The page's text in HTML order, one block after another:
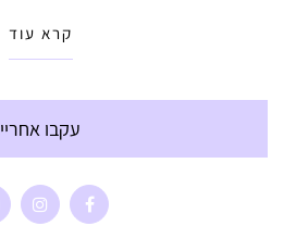
קרא עוד
עקבו אחריי